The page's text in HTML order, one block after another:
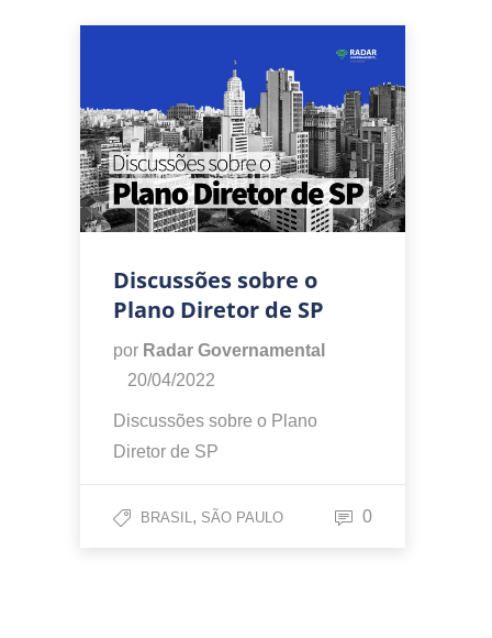
Discussões sobre o
Plano Diretor de SP
por Radar Governamental
20/04/2022
Discussões sobre o Plano
Diretor de SP
BRASIL, SÃO PAULO 0